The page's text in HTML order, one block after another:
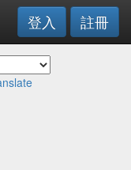
登入 註冊